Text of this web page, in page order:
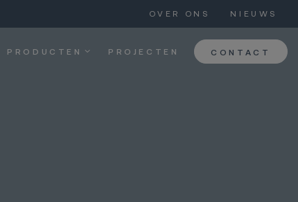
OVER ONS NIEUWS
PRODUCTEN PROJECTEN CONTACT